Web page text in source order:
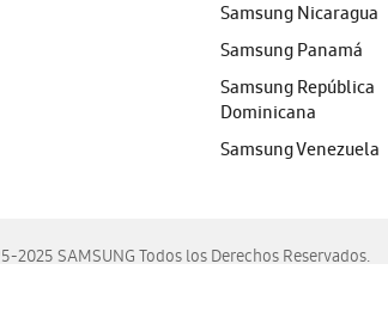
Samsung Nicaragua
Samsung Panamá
Samsung República
Dominicana
Samsung Venezuela
2025 SAMSUNG Todos los Derechos Reservados.